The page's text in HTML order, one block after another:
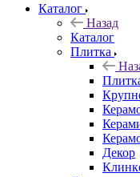
Каталог
Назад
Каталог
Плитка
Декор